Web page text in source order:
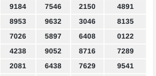
9184 7546 2150
4891
8953 9632 3046
8135
7026 5897 6408
0122
4238 9052 8716
7289
2081 6438 7629
9541